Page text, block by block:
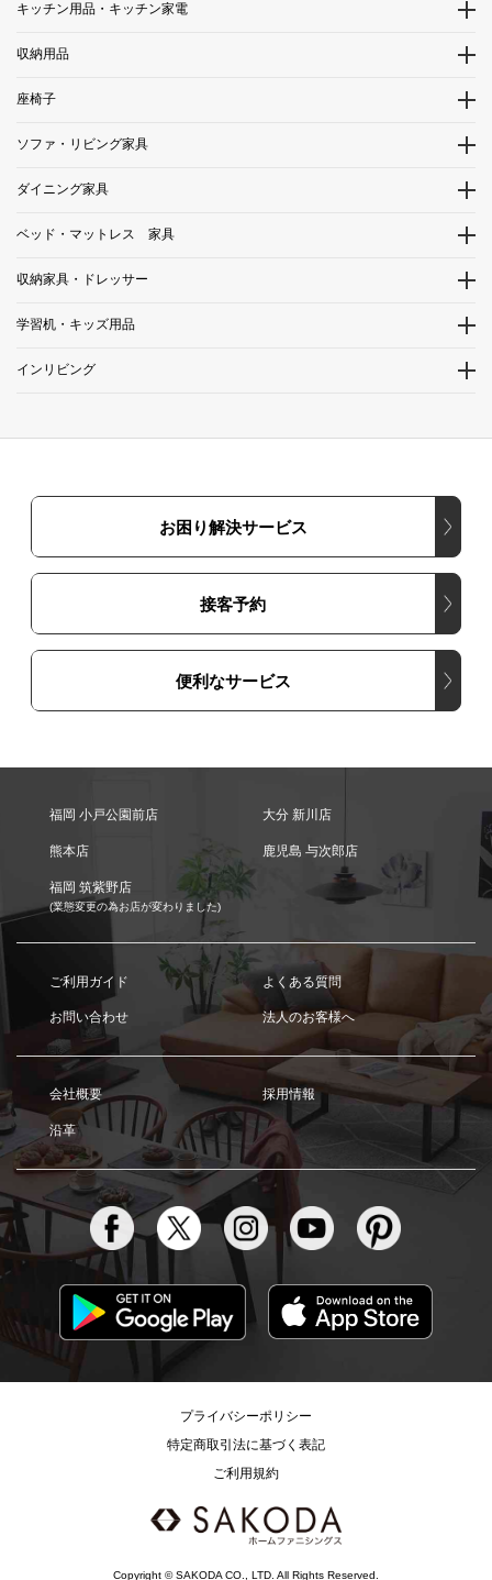
キッチン用品・キッチン家電
収納用品
座椅子
ソファ・リビング家具
ダイニング家具
ベッド・マットレス 家具
収納家具・ドレッサー
学習机・キッズ用品
インリビング
お困り解決サービス
接客予約
便利なサービス
福岡 小戸公園前店 大分 新川店
熊本店 鹿児島 与次郎店
福岡 筑紫野店
(業態変更の為お店が変わりました)
ご利用ガイド よくある質問
お問い合わせ 法人のお客様へ
会社概要 採用情報
沿革
プライバシーポリシー
特定商取引法に基づく表記
ご利用規約
Copyright © SAKODA CO., LTD. All Rights Reserved.